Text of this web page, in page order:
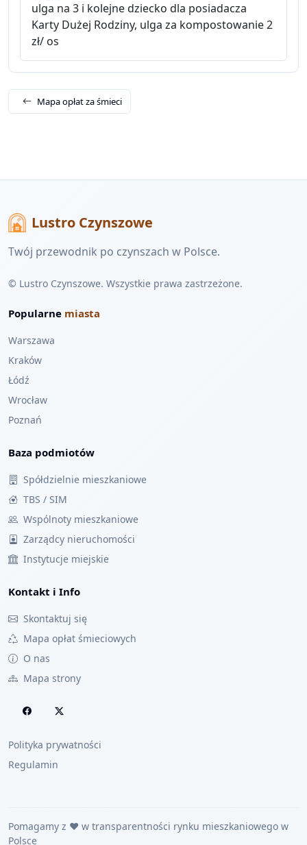
ulga na 3 i kolejne dziecko dla posiadacza
Karty Dużej Rodziny, ulga za kompostowanie 2
zł/ os
Mapa opłat za śmieci
Lustro Czynszowe
Twój przewodnik po czynszach w Polsce.
© Lustro Czynszowe. Wszystkie prawa zastrzeżone.
Popularne miasta
Warszawa
Kraków
Łódź
Wrocław
Poznań
Baza podmiotów
Spółdzielnie mieszkaniowe
TBS / SIM
Wspólnoty mieszkaniowe
Zarządcy nieruchomości
Instytucje miejskie
Kontakt i Info
Skontaktuj się
Mapa opłat śmieciowych
O nas
Mapa strony
Polityka prywatności
Regulamin
Pomagamy z ❤️ w transparentności rynku mieszkaniowego w
Polsce